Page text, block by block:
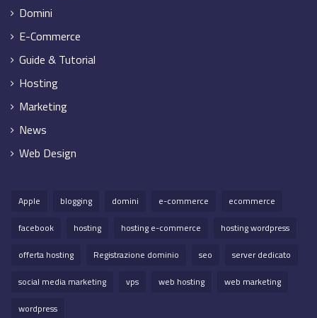
Domini
E-Commerce
Guide & Tutorial
Hosting
Marketing
News
Web Design
Apple blogging domini e-commerce
ecommerce
facebook
hosting hosting e-commerce
hosting wordpress
offerta hosting
Registrazione dominio seo
server dedicato
social media marketing
vps web hosting
web marketing
wordpress